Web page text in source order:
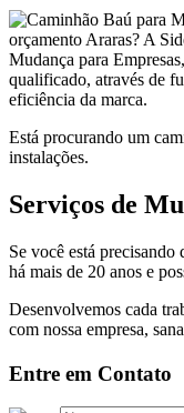
orçamento Araras? A
Mudança para
qualificado, através de
eficiência da marca.
Está procurando um
instalações.
Serviços de
Se você está
há mais de 20 anos e
Desenvolvemos cada
com nossa empresa,
Entre em Contato